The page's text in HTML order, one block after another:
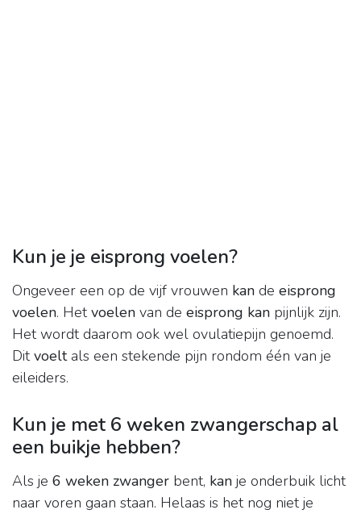
Kun je je eisprong voelen?
Ongeveer een op de vijf vrouwen kan de eisprong
voelen. Hetvoelen van de eisprong kan pijnlijk zijn.
Het wordt daarom ook wel ovulatiepijn genoemd.
Ditvoeltals een stekende pijn rondom één van je
eileiders.
Kun je met 6 weken zwangerschap al
een buikje hebben?
Als je 6 weken zwanger bent, kan je onderbuik licht
naar voren gaan staan. Helaas is het nog niet je